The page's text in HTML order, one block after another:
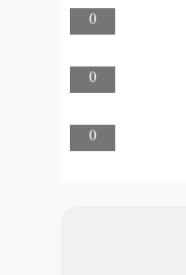
0
0
0